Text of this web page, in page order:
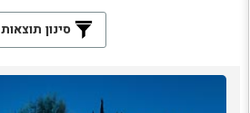
סינון תוצאות